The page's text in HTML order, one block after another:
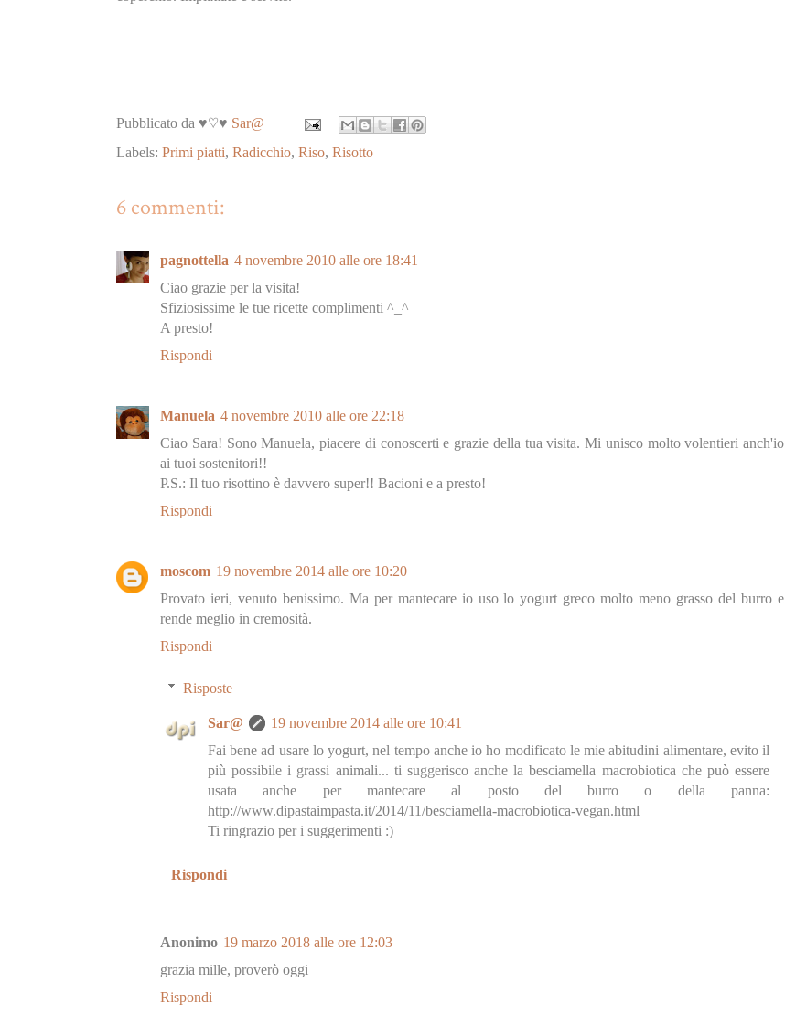
Pubblicato da ♥♡♥ Sar@
Labels: Primi piatti, Radicchio, Riso, Risotto
6 commenti:
pagnottella 4 novembre 2010 alle ore 18:41
Ciao grazie per la visita!
Sfiziosissime le tue ricette complimenti ^_^
A presto!
Rispondi
Manuela 4 novembre 2010 alle ore 22:18
Ciao Sara! Sono Manuela, piacere di conoscerti e grazie della tua visita. Mi unisco molto volentieri anch'io
ai tuoi sostenitori!!
P.S.: Il tuo risottino è davvero super!! Bacioni e a presto!
Rispondi
moscom 19 novembre 2014 alle ore 10:20
Provato ieri, venuto benissimo. Ma per mantecare io uso lo yogurt greco molto meno grasso del burro e
rende meglio in cremosità.
Rispondi
Risposte
Sar@
19 novembre 2014 alle ore 10:41
Fai bene ad usare lo yogurt, nel tempo anche io ho modificato le mie abitudini alimentare, evito il
più possibile i grassi animali... ti suggerisco anche la besciamella macrobiotica che può essere
usata anche per mantecare al posto del burro o della panna:
http://www.dipastaimpasta.it/2014/11/besciamella-macrobiotica-vegan.html
Ti ringrazio per i suggerimenti :)
Rispondi
Anonimo 19 marzo 2018 alle ore 12:03
grazia mille, proverò oggi
Rispondi